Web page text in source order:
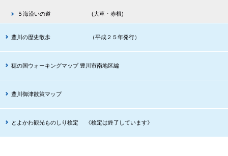
５海沿いの道 (大草・赤根)
豊川の歴史散歩 （平成２５年発行）
穂の国ウォーキングマップ 豊川市南地区編
豊川御津散策マップ
とよかわ観光ものしり検定 《検定は終了しています》